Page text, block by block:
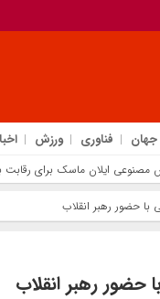
جهان فناوری ورزش
حضور رهبر انقلاب
حضور رهبر انقلاب